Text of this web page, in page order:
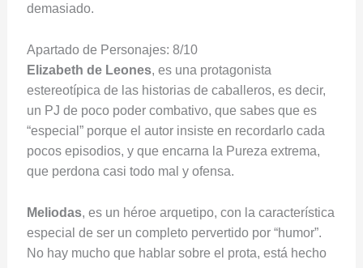
demasiado.
Apartado de Personajes: 8/10
Elizabeth de Leones, es una protagonista
estereotípica de las historias de caballeros, es decir,
un PJ de poco poder combativo, que sabes que es
“especial” porque el autor insiste en recordarlo cada
pocos episodios, y que encarna la Pureza extrema,
que perdona casi todo mal y ofensa.
Meliodas, es un héroe arquetipo, con la característica
especial de ser un completo pervertido por “humor”.
No hay mucho que hablar sobre el prota, está hecho